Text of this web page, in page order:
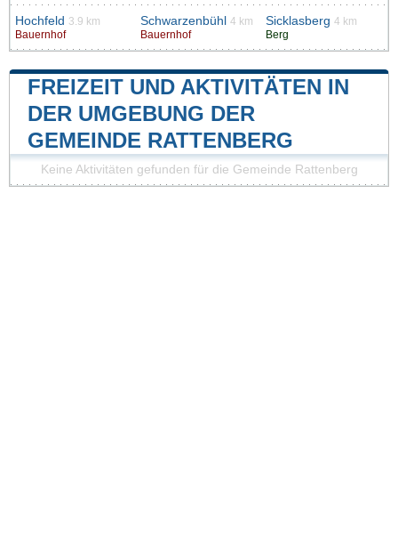
Hochfeld 3.9 km
Bauernhof
Schwarzenbühl 4 km
Bauernhof
Sicklasberg 4 km
Berg
FREIZEIT UND AKTIVITÄTEN IN
DER UMGEBUNG DER
GEMEINDE RATTENBERG
Keine Aktivitäten gefunden für die Gemeinde Rattenberg